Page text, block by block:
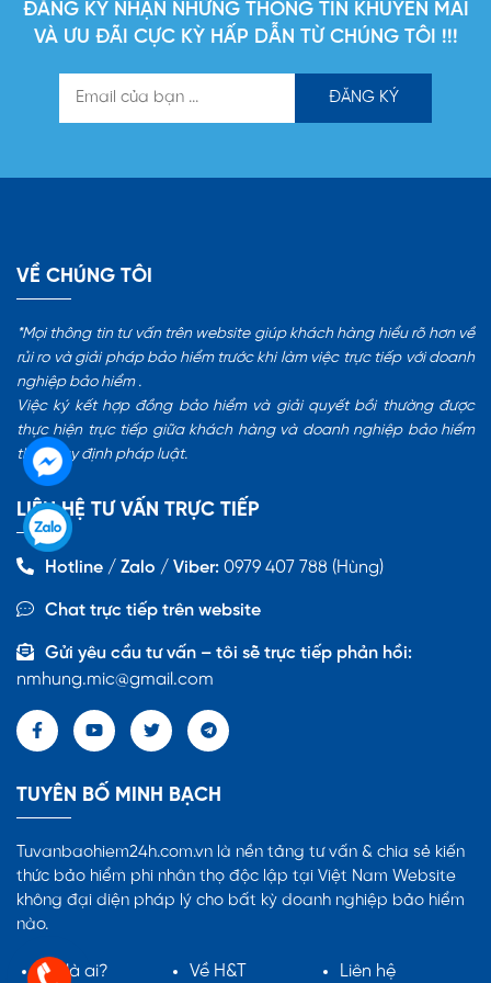
ĐĂNG KÝ NHẬN NHỮNG THÔNG TIN KHUYẾN MÃI
VÀ ƯU ĐÃI CỰC KỲ HẤP DẪN TỪ CHÚNG TÔI !!!
VỀ CHÚNG TÔI
*Mọi thông tin tư vấn trên website giúp khách hàng hiểu rõ hơn về
rủi ro và giải pháp bảo hiểm trước khi làm việc trực tiếp với doanh
nghiệp bảo hiểm .
Việc ký kết hợp đồng bảo hiểm và giải quyết bồi thường được
thực hiện trực tiếp giữa khách hàng và doanh nghiệp bảo hiểm
theo quy định pháp luật.
LIÊN HỆ TƯ VẤN TRỰC TIẾP
Hotline / Zalo / Viber: 0979 407 788 (Hùng)
Chat trực tiếp trên website
Gửi yêu cầu tư vấn – tôi sẽ trực tiếp phản hồi:
nmhung.mic@gmail.com
TUYÊN BỐ MINH BẠCH
Tuvanbaohiem24h.com.vn là nền tảng tư vấn & chia sẻ kiến
thức bảo hiểm phi nhân thọ độc lập tại Việt Nam Website
không đại diện pháp lý cho bất kỳ doanh nghiệp bảo hiểm
nào.
Tôi là ai? Về H&T Liên hệ